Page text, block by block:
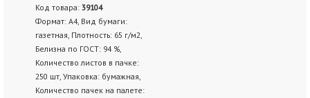
Код товара: 39104
Формат: А4, Вид бумаги:
газетная, Плотность: 65 г/м2,
Белизна по ГОСТ: 94 %,
Количество листов в пачке:
250 шт, Упаковка: бумажная,
Количество пачек на палете: